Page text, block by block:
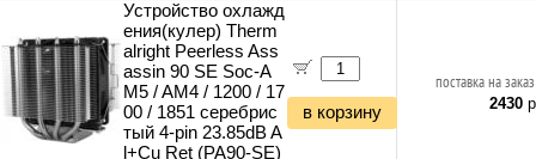
Устройство охлажд
ения(кулер) Therm
alright Peerless Ass
assin 90 SE Soc-A
M5 / AM4 / 1200 / 17
00 / 1851 серебрис
тый 4-pin 23.85dB A
l+Cu Ret (PA90-SE)
в корзину
поставка на
2430